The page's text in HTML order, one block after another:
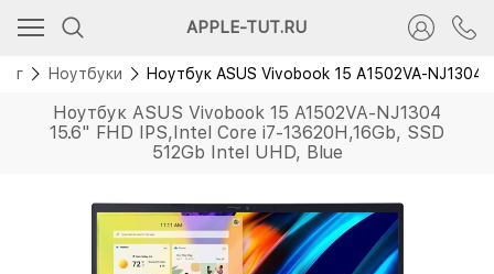
APPLE-TUT.RU
Ноутбуки Ноутбук ASUS Vivobook 15 A1502VA-NJ1304
Ноутбук ASUS Vivobook 15 A1502VA-NJ1304
15.6" FHD IPS,Intel Core i7-13620H,16Gb, SSD
512Gb Intel UHD, Blue